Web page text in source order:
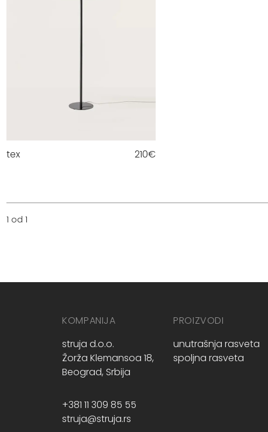
tex 210€
1 od 1
KOMPANIJA
struja d.o.o.
Žorža Klemansoa 18,
Beograd, Srbija
+381 11 309 85 55
struja@struja.rs
PROIZVODI
unutrašnja rasveta
spoljna rasveta